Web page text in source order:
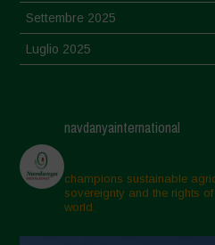
Settembre 2025
Luglio 2025
Aprile 2025
Marzo 2025
Febbraio 2025
Gennaio 2025
navdanyainternational
champions sustainable
sovereignty and the rights
world.